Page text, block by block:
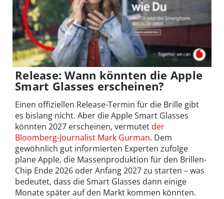
Release: Wann könnten die Apple
Smart Glasses erscheinen?
Einen offiziellen Release-Termin für die Brille gibt
es bislang nicht. Aber die Apple Smart Glasses
könnten 2027 erscheinen, vermutetder
Bloomberg-Journalist Mark Gurman. Dem
gewöhnlich gut informierten Experten zufolge
plane Apple, die Massenproduktion für den Brillen-
Chip Ende 2026 oder Anfang 2027 zu starten – was
bedeutet, dass die Smart Glasses dann einige
Monate später auf den Markt kommen könnten.